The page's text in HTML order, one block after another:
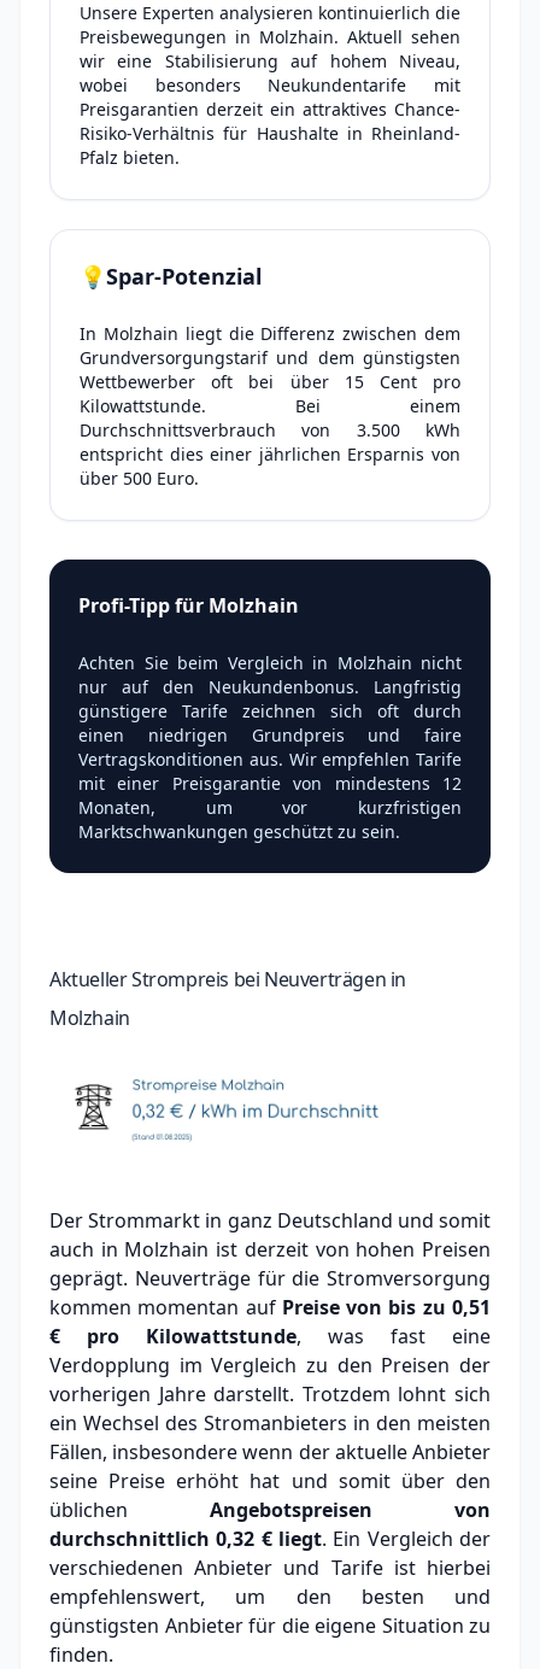
Unsere Experten analysieren kontinuierlich die
Preisbewegungen in Molzhain. Aktuell sehen
wir eine Stabilisierung auf hohem Niveau,
wobei besonders Neukundentarife mit
Preisgarantien derzeit ein attraktives Chance-
Risiko-Verhältnis für Haushalte in Rheinland-
Pfalz bieten.
💡Spar-Potenzial
In Molzhain liegt die Differenz zwischen dem
Grundversorgungstarif und dem günstigsten
Wettbewerber oft bei über 15 Cent pro
Kilowattstunde. Bei einem
Durchschnittsverbrauch von 3.500 kWh
entspricht dies einer jährlichen Ersparnis von
über 500 Euro.
Profi-Tipp für Molzhain
Achten Sie beim Vergleich in Molzhain nicht
nur auf den Neukundenbonus. Langfristig
günstigere Tarife zeichnen sich oft durch
einen niedrigen Grundpreis und faire
Vertragskonditionen aus. Wir empfehlen Tarife
mit einer Preisgarantie von mindestens 12
Monaten, um vor kurzfristigen
Marktschwankungen geschützt zu sein.
Aktueller Strompreis bei Neuverträgen in
Molzhain
Der Strommarkt in ganz Deutschland und somit
auch in Molzhain ist derzeit von hohen Preisen
geprägt. Neuverträge für die Stromversorgung
kommen momentan auf Preise von bis zu0,51
€ pro Kilowattstunde, was fast eine
Verdopplung im Vergleich zu den Preisen der
vorherigen Jahre darstellt. Trotzdem lohnt sich
ein Wechsel des Stromanbieters in den meisten
Fällen, insbesondere wenn der aktuelle Anbieter
seine Preise erhöht hat und somit über den
üblichen Angebotspreisen von
durchschnittlich0,32 €liegt. Ein Vergleich der
verschiedenen Anbieter und Tarife ist hierbei
empfehlenswert, um den besten und
günstigsten Anbieter für die eigene Situation zu
finden.